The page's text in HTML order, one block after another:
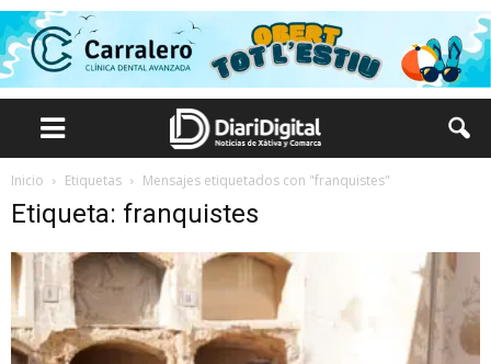
Inicio Etiquetas Mensajes etiquetados con "franquistes"
Etiqueta: franquistes